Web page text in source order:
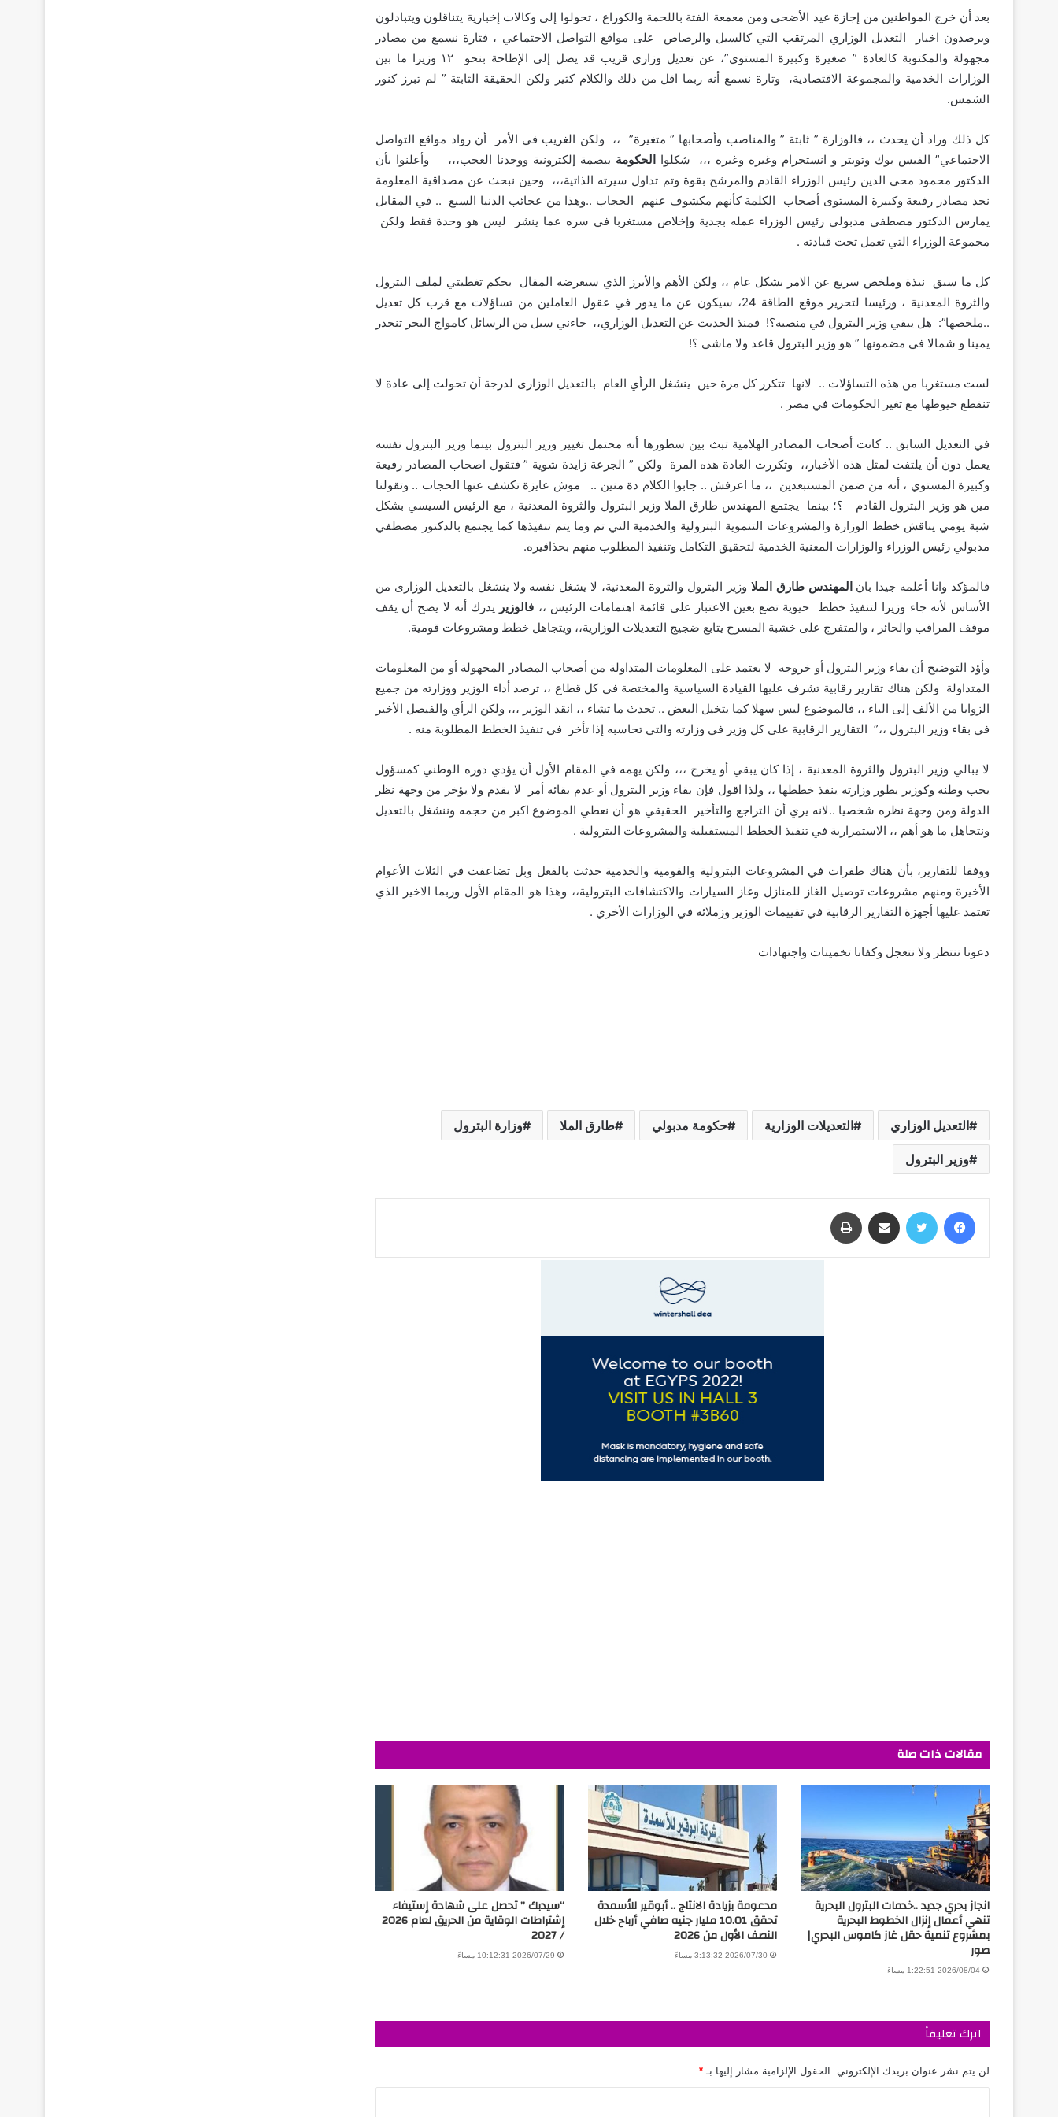
بعد أن خرج المواطنين من إجازة عيد الأضحى ومن معمعة الفتة باللحمة والكوراع ، تحولوا إلى وكالات إخبارية يتناقلون ويتبادلون
ويرصدون اخبار التعديل الوزاري المرتقب التي كالسيل والرصاص على مواقع التواصل الاجتماعي ، فتارة نسمع من مصادر
مجهولة والمكتوبة كالعادة ” صغيرة وكبيرة المستوي”، عن تعديل وزاري قريب قد يصل إلى الإطاحة بنحو ١٢ وزيرا ما بين
الوزارات الخدمية والمجموعة الاقتصادية، وتارة نسمع أنه ربما اقل من ذلك والكلام كثير ولكن الحقيقة الثابتة ” لم تبرز كنور
الشمس.
كل ذلك وراد أن يحدث ،، فالوزارة ” ثابتة ” والمناصب وأصحابها ” متغيرة” ،، ولكن الغريب في الأمر أن رواد مواقع التواصل
الاجتماعي” الفيس بوك وتويتر و انستجرام وغيره وغيره ،،، شكلواالحكومة ببصمة إلكترونية ووجدنا العجب،،، وأعلنوا بأن
الدكتور محمود محي الدين رئيس الوزراء القادم والمرشح بقوة وتم تداول سيرته الذاتية،،، وحين نبحث عن مصداقية المعلومة
نجد مصادر رفيعة وكبيرة المستوى أصحاب الكلمة كأنهم مكشوف عنهم الحجاب ..وهذا من عجائب الدنيا السبع .. في المقابل
يمارس الدكتور مصطفي مدبولي رئيس الوزراء عمله بجدية وإخلاص مستغربا في سره عما ينشر ليس هو وحدة فقط ولكن
مجموعة الوزراء التي تعمل تحت قيادته .
كل ما سبق نبذة وملخص سريع عن الامر بشكل عام ،، ولكن الأهم والأبرز الذي سيعرضه المقال بحكم تغطيتي لملف البترول
والثروة المعدنية ، ورئيسا لتحرير موقع الطاقة 24، سيكون عن ما يدور في عقول العاملين من تساؤلات مع قرب كل تعديل
..ملخصها”: هل يبقي وزير البترول في منصبه؟! فمنذ الحديث عن التعديل الوزاري،، جاءني سيل من الرسائل كامواج البحر تنحدر
يمينا و شمالا في مضمونها ” هو وزير البترول قاعد ولا ماشي ؟!
لست مستغربا من هذه التساؤلات .. لانها تتكرر كل مرة حين ينشغل الرأي العام بالتعديل الوزارى لدرجة أن تحولت إلى عادة لا
تنقطع خيوطها مع تغير الحكومات في مصر .
في التعديل السابق .. كانت أصحاب المصادر الهلامية تبث بين سطورها أنه محتمل تغيير وزير البترول بينما وزير البترول نفسه
يعمل دون أن يلتفت لمثل هذه الأخبار،، وتكررت العادة هذه المرة ولكن ” الجرعة زايدة شوية ” فتقول اصحاب المصادر رفيعة
وكبيرة المستوي ، أنه من ضمن المستبعدين ،، ما اعرفش .. جابوا الكلام دة منين .. موش عايزة تكشف عنها الحجاب .. وتقولنا
مين هو وزير البترول القادم ؟؛ بينما يجتمع المهندس طارق الملا وزير البترول والثروة المعدنية ، مع الرئيس السيسي بشكل
شبة يومي يناقش خطط الوزارة والمشروعات التنموية البترولية والخدمية التي تم وما يتم تنفيذها كما يجتمع بالدكتور مصطفي
مدبولي رئيس الوزراء والوزارات المعنية الخدمية لتحقيق التكامل وتنفيذ المطلوب منهم بحذافيره.
فالمؤكد وانا أعلمه جيدا بانالمهندس طارق الملا وزير البترول والثروة المعدنية، لا يشغل نفسه ولا ينشغل بالتعديل الوزارى من
الأساس لأنه جاء وزيرا لتنفيذ خطط حيوية تضع بعين الاعتبار على قائمة اهتمامات الرئيس ،، فالوزير يدرك أنه لا يصح أن يقف
موقف المراقب والحائر ، والمتفرج على خشبة المسرح يتابع ضجيج التعديلات الوزارية،، ويتجاهل خطط ومشروعات قومية.
وأؤد التوضيح أن بقاء وزير البترول أو خروجه لا يعتمد على المعلومات المتداولة من أصحاب المصادر المجهولة أو من المعلومات
المتداولة ولكن هناك تقارير رقابية تشرف عليها القيادة السياسية والمختصة في كل قطاع ،، ترصد أداء الوزير ووزارته من جميع
الزوايا من الألف إلى الياء ،، فالموضوع ليس سهلا كما يتخيل البعض .. تحدث ما تشاء ،، انقد الوزير ،،، ولكن الرأي والفيصل الأخير
في بقاء وزير البترول ،،” التقارير الرقابية على كل وزير في وزارته والتي تحاسبه إذا تأخر في تنفيذ الخطط المطلوبة منه .
لا يبالي وزير البترول والثروة المعدنية ، إذا كان يبقي أو يخرج ،،، ولكن يهمه في المقام الأول أن يؤدي دوره الوطني كمسؤول
يحب وطنه وكوزير يطور وزارته ينفذ خططها ،، ولذا اقول فإن بقاء وزير البترول أو عدم بقائه أمر لا يقدم ولا يؤخر من وجهة نظر
الدولة ومن وجهة نظره شخصيا ..لانه يري أن التراجع والتأخير الحقيقي هو أن نعطي الموضوع اكبر من حجمه وننشغل بالتعديل
ونتجاهل ما هو أهم ،، الاستمرارية في تنفيذ الخطط المستقبلية والمشروعات البترولية .
ووفقا للتقارير، بأن هناك طفرات في المشروعات البترولية والقومية والخدمية حدثت بالفعل وبل تضاعفت في الثلاث الأعوام
الأخيرة ومنهم مشروعات توصيل الغاز للمنازل وغاز السيارات والاكتشافات البترولية،، وهذا هو المقام الأول وربما الاخير الذي
تعتمد عليها أجهزة التقارير الرقابية في تقييمات الوزير وزملائه في الوزارات الأخري .
دعونا ننتظر ولا نتعجل وكفانا تخمينات واجتهادات
التعديل الوزاري التعديلات الوزارية حكومة مدبولي طارق الملا وزارة البترول
وزير البترول
فيسبوك تويتر مشاركة عبر البريد
مقالات ذات صلة
انجاز بحري جديد ..خدمات البترول البحرية
تنهي أعمال إنزال الخطوط البحرية
بمشروع تنمية حقل غاز كاموس البحري|
صور
2026/08/04 1:22:51 مساءً
مدعومة بزيادة الانتاج .. أبوقير للأسمدة
تحقق 10.01 مليار جنيه صافي أرباح خلال
النصف الأول من 2026
2026/07/30 3:13:32 مساءً
“سيدبك ” تحصل على شهادة إستيفاء
إشتراطات الوقاية من الحريق لعام 2026
/ 2027
2026/07/29 10:12:31 مساءً
اترك تعليقاً
لن يتم نشر عنوان بريدك الإلكتروني. الحقول الإلزامية مشار إليها بـ *